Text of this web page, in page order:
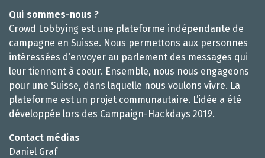
Qui sommes-nous ?
Crowd Lobbying est une plateforme indépendante de
campagne en Suisse. Nous permettons aux personnes
intéressées d’envoyer au parlement des messages qui
leur tiennent à coeur. Ensemble, nous nous engageons
pour une Suisse, dans laquelle nous voulons vivre. La
plateforme est un projet communautaire. L’idée a été
développée lors des Campaign-Hackdays 2019.
Contact médias
Daniel Graf